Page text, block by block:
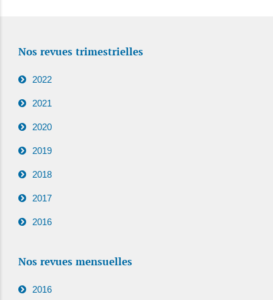
Nos revues trimestrielles
2022
2021
2020
2019
2018
2017
2016
Nos revues mensuelles
2016